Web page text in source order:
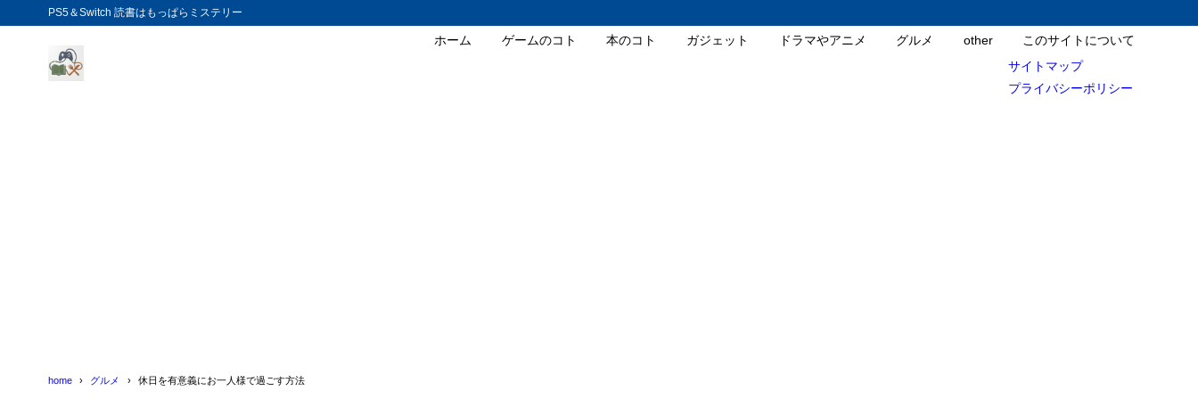
PS5＆Switch 読書はもっぱらミステリー
ホーム ゲームのコト 本のコト ガジェット ドラマやアニメ グルメ other
このサイトについて
サイトマップ
プライバシーポリシー
home グルメ 休日を有意義にお一人様で過ごす方法